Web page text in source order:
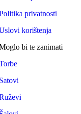
privatnosti
korištenja
bi te zanimati